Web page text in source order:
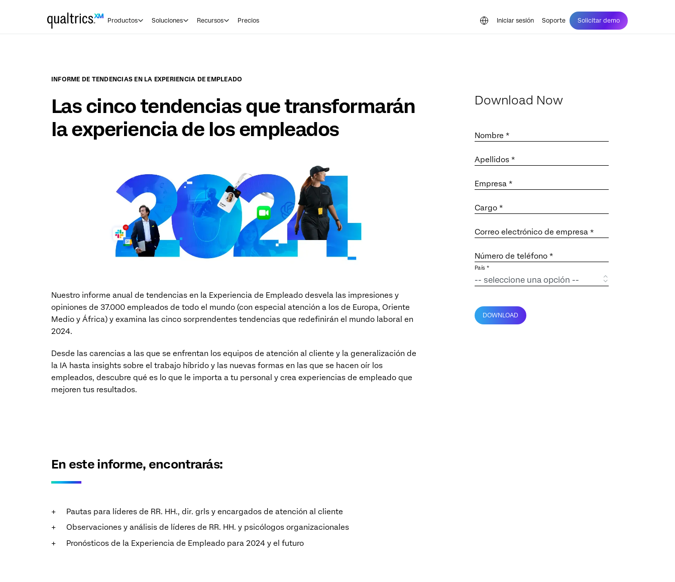
Productos Soluciones Recursos Precios Iniciar sesión Soporte Solicitar demo
INFORME DE TENDENCIAS EN LA EXPERIENCIA DE EMPLEADO
Las cinco tendencias que transformarán
la experiencia de los empleados
Nuestro informe anual de tendencias en la Experiencia de Empleado desvela las impresiones y
opiniones de 37.000 empleados de todo el mundo (con especial atención a los de Europa, Oriente
Medio y África) y examina las cinco sorprendentes tendencias que redefinirán el mundo laboral en
2024.
Desde las carencias a las que se enfrentan los equipos de atención al cliente y la generalización de
la IA hasta insights sobre el trabajo híbrido y las nuevas formas en las que se hacen oír los
empleados, descubre qué es lo que le importa a tu personal y crea experiencias de empleado que
mejoren tus resultados.
Download Now
Nombre *
Apellidos *
Empresa *
Cargo *
Correo electrónico de empresa*
Número de teléfono *
País *
DOWNLOAD
En este informe, encontrarás:
Pautas para líderes de RR. HH., dir. grls y encargados de atención al cliente
Observaciones y análisis de líderes de RR. HH. y psicólogos organizacionales
Pronósticos de la Experiencia de Empleado para 2024 y el futuro